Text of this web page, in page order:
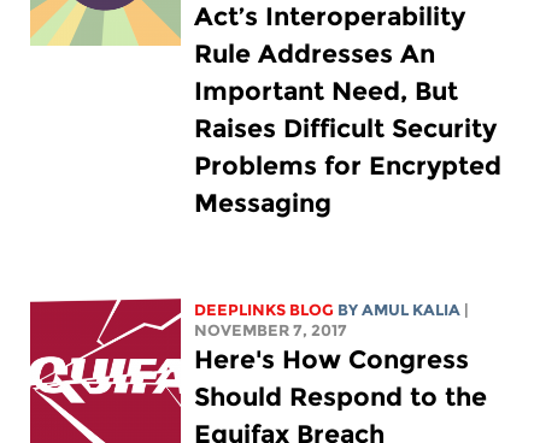
Act’s Interoperability
Rule Addresses An
Important Need, But
Raises Difficult Security
Problems for Encrypted
Messaging
DEEPLINKS BLOG BY AMUL KALIA
NOVEMBER 7, 2017
Here's How Congress
Should Respond to the
Equifax Breach